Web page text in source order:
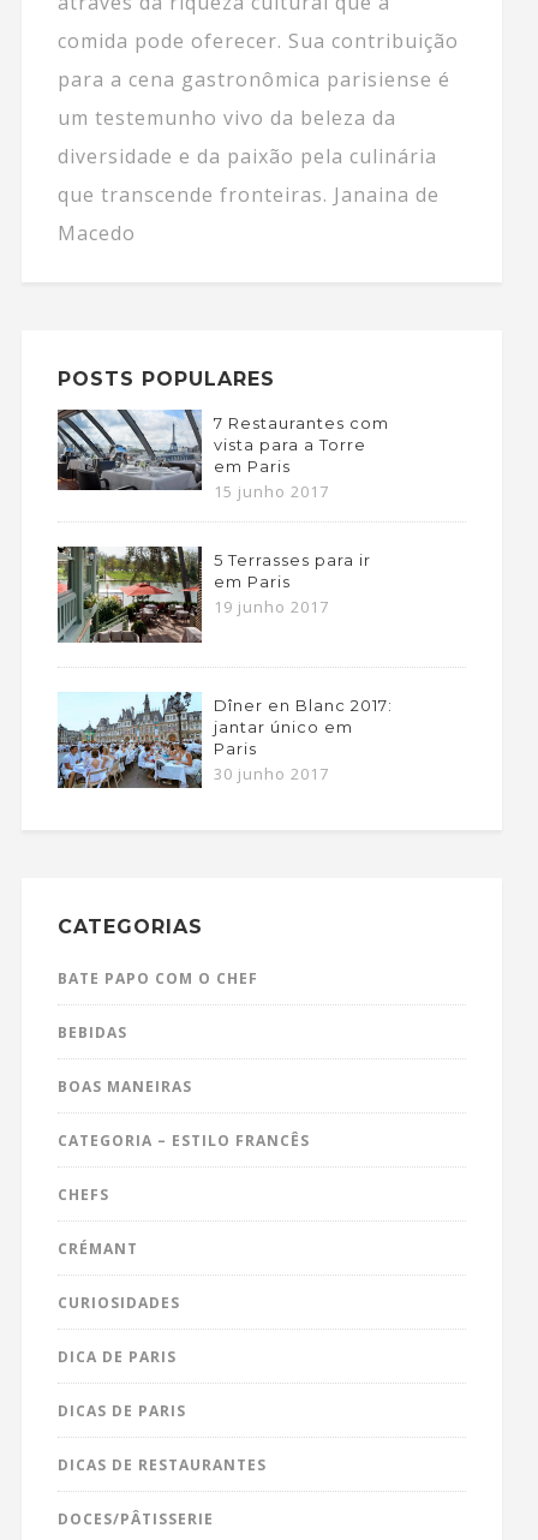
comida pode oferecer. Sua contribuição
para a cena gastronômica parisiense é
um testemunho vivo da beleza da
diversidade e da paixão pela culinária
que transcende fronteiras. Janaina de
Macedo
POSTS POPULARES
7 Restaurantes com
vista para a Torre
em Paris
15 junho 2017
5 Terrasses para ir
em Paris
19 junho 2017
Dîner en Blanc 2017:
jantar único em
Paris
30 junho 2017
CATEGORIAS
BATE PAPO COM O CHEF
BEBIDAS
BOAS MANEIRAS
CATEGORIA – ESTILO FRANCÊS
CHEFS
CRÉMANT
CURIOSIDADES
DICA DE PARIS
DICAS DE PARIS
DICAS DE RESTAURANTES
DOCES/PÂTISSERIE